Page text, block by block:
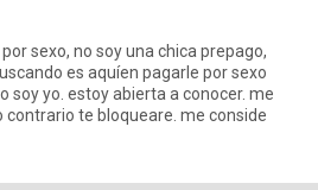
sexo, no soy una chica prepago,
es aquíen pagarle por sexo
soy yo. estoy abierta a conocer. me
te bloqueare. me conside